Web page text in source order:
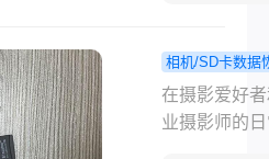
复呢？只要
款专业的SD
恢复软件，
相机/SD卡数据
程 相机sd
怎么恢复？
在摄影爱好
业摄影师的